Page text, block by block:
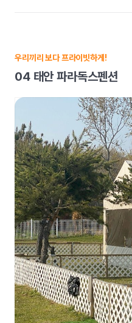
우리끼리 보다 프라이빗하게!
04 태안 파라독스펜션